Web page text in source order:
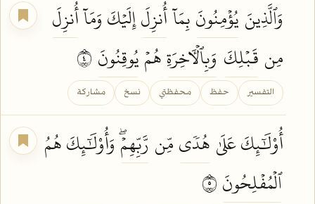
وَٱلَّذِينَ يُؤۡمِنُونَبِمَآأُنزِلَإِلَيۡكَ وَمَآأُنزِلَ
مِن قَبۡلِكَ وَبِٱلۡأٓخِرَةِهُمۡيُوقِنُونَ
التفسير حفظ محفظتي نسخ مشاركة
أُوْلَٰٓئِكَ عَلَىٰ هُدٗىمِّن رَّبِّهِمۡۖوَأُوْلَٰٓئِكَ هُمُ
ٱلۡمُفۡلِحُونَ